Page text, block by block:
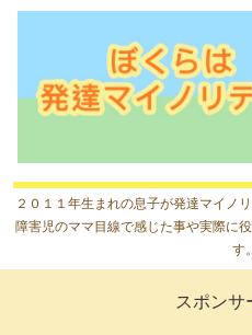
２０１１年生まれの息子が発達マイノ
障害児のママ目線で感じた事や実際に
す。
スポンサ